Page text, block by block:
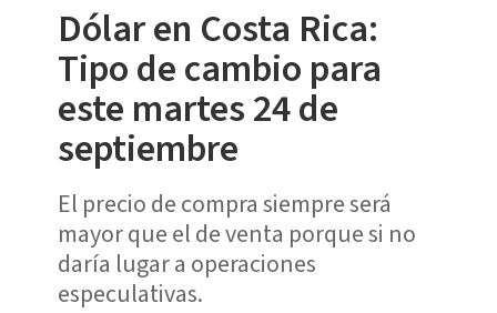
Dólar en Costa Rica:
Tipo de cambio para
este martes 24 de
septiembre
El precio de compra siempre será
mayor que el de venta porque si no
daría lugar a operaciones
especulativas.